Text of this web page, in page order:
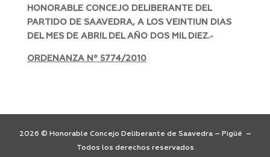
HONORABLE CONCEJO DELIBERANTE DEL
PARTIDO DE SAAVEDRA, A LOS VEINTIUN DIAS
DEL MES DE ABRIL DEL AÑO DOS MIL DIEZ.-
ORDENANZA Nº 5774/2010
2026 © Honorable Concejo Deliberante de Saavedra – Pigüé –
Todos los derechos reservados